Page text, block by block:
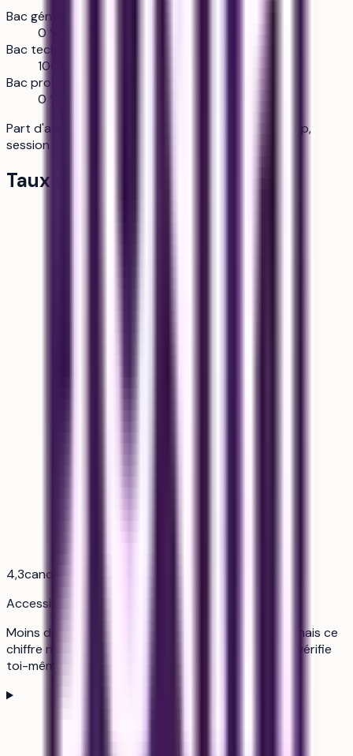
Bac général
0 %
Bac technologique
100 %
Bac professionnel
0 %
Part d'admis par type de bac — Source : Parcoursup,
session 2025.
Taux de pression
4,3candidats pour 1 place
Accessible
Moins de tension que la moyenne du catalogue — mais ce
chiffre ne dit rien de ton dossier. Ouvre le détail et vérifie
toi-même avant d'en faire un socle.